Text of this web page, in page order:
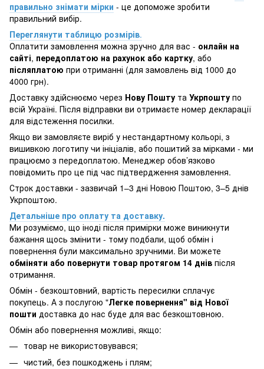
правильно знімати мірки - це допоможе зробити
правильний вибір.
Переглянути таблицю розмірів.
Оплатити замовлення можна зручно для вас - онлайн на
сайті, передоплатою на рахунок або картку, або
післяплатою при отриманні (для замовлень від 1000 до
4000 грн).
Доставку здійснюємо через Нову Пошту та Укрпошту по
всій Україні. Після відправки ви отримаєте номер декларації
для відстеження посилки.
Якщо ви замовляєте виріб у нестандартному кольорі, з
вишивкою логотипу чи ініціалів, або пошитий за мірками - ми
працюємо з передоплатою. Менеджер обов’язково
повідомить про це під час підтвердження замовлення.
Строк доставки - зазвичай 1–3 дні Новою Поштою, 3–5 днів
Укрпоштою.
Детальніше про оплату та доставку.
Ми розуміємо, що іноді після примірки може виникнути
бажання щось змінити - тому подбали, щоб обмін і
повернення були максимально зручними. Ви можете
обміняти або повернути товар протягом 14 днів після
отримання.
Обмін - безкоштовний, вартість пересилки сплачує
покупець. А з послугою "Легке повернення" від Нової
пошти доставка до нас буде для вас безкоштовною.
Обмін або повернення можливі, якщо:
товар не використовувався;
чистий, без пошкоджень і плям;